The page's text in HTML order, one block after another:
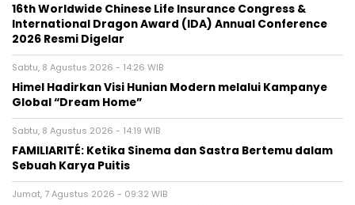
16th Worldwide Chinese Life Insurance Congress &
International Dragon Award (IDA) Annual Conference
2026 Resmi Digelar
Sabtu, 8 Agustus 2026 - 14:26 WIB
Himel Hadirkan Visi Hunian Modern melalui Kampanye
Global “Dream Home”
Sabtu, 8 Agustus 2026 - 14:19 WIB
FAMILIARITÉ: Ketika Sinema dan Sastra Bertemu dalam
Sebuah Karya Puitis
Jumat, 7 Agustus 2026 - 09:32 WIB